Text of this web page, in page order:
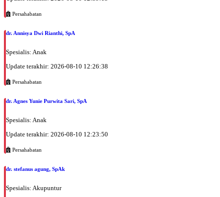
Persahabatan
dr. Annisya Dwi Rianthi, SpA
Spesialis: Anak
Update terakhir: 2026-08-10 12:26:38
Persahabatan
dr. Agnes Yunie Purwita Sari, SpA
Spesialis: Anak
Update terakhir: 2026-08-10 12:23:50
Persahabatan
dr. stefanus agung, SpAk
Spesialis: Akupuntur